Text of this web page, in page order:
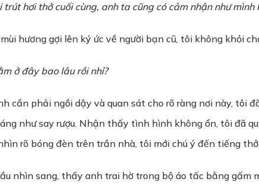
trút hơi thở cuối cùng, anh ta cũng có cảm nhận như mình
hương gợi lên ký ức về người bạn cũ, tôi không khỏi
ở đây bao lâu rồi nhỉ?
cần phải ngồi dậy và quan sát cho rõ ràng nơi này, tôi
như say rượu. Nhận thấy tình hình không ổn, tôi đã
rõ bóng đèn trên trần nhà, tôi mới chú ý đến tiếng
nhìn sang, thấy anh trai hờ trong bộ áo tấc bằng gấm